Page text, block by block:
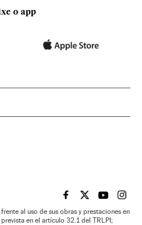
o app
EL PAÍS BRASIL EN
EL PAÍSEL PAÍS
EL
al uso de sus obras y prestaciones en
en el artículo 32.1 del TRLPI;